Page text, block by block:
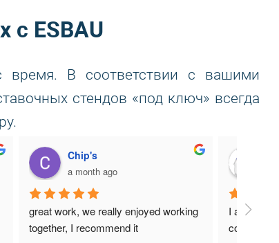
с ESBAU
В соответствии с вашими
стендов «под ключ» всегда
Rostuslav Gerashchenko
2 months ago
Excellent design and service. They
designed an exhibition stand for us
The polite
designers